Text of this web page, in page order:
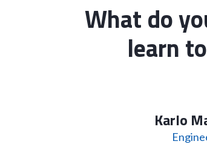
What do
learn
Karlo